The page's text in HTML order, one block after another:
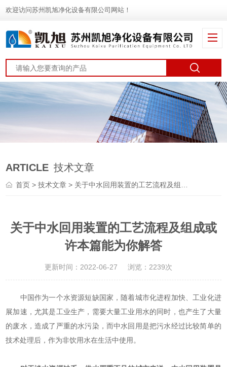
欢迎访问苏州凯旭净化设备有限公司网站！
ARTICLE 技术文章
首页 >技术文章 > 关于中水回用装置的工艺流程及组成或许本篇能为你解答
关于中水回用装置的工艺流程及组成或
许本篇能为你解答
更新时间：2022-06-27 浏览：2239次
中国作为一个水资源短缺国家，随着城市化进程加快、工业化进
展加速，尤其是工业生产，需要大量工业用水的同时，也产生了大量
的废水，造成了严重的水污染，而中水回用是把污水经过比较简单的
技术处理后，作为非饮用水在生活中使用。